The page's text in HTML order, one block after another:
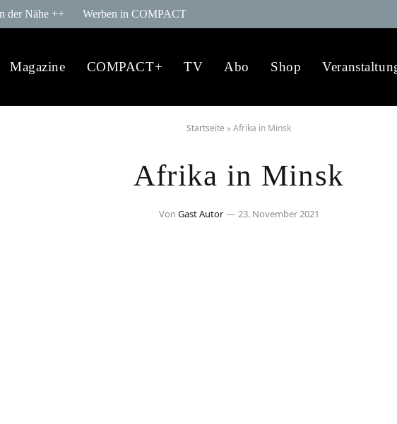
der Nähe ++ Werben in COMPACT
Magazine COMPACT+ TV Abo Shop
Startseite »Afrika in Minsk
Afrika in Minsk
Von Gast Autor 23. November 2021